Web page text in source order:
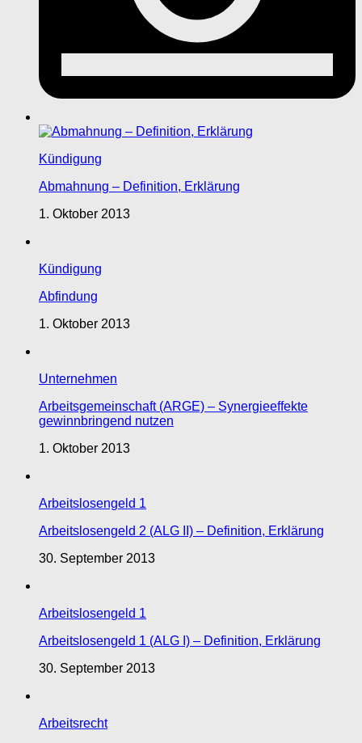
Kündigung
Abmahnung – Definition, Erklärung
1. Oktober 2013
Kündigung
Abfindung
1. Oktober 2013
Unternehmen
Arbeitsgemeinschaft (ARGE) – Synergieeffekte
gewinnbringend nutzen
1. Oktober 2013
Arbeitslosengeld 1
Arbeitslosengeld 2 (ALG II) – Definition, Erklärung
30. September 2013
Arbeitslosengeld 1
Arbeitslosengeld 1 (ALG I) – Definition, Erklärung
30. September 2013
Arbeitsrecht